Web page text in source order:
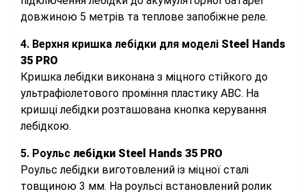
довжиною 5 метрів та теплове запобіжне реле.
4. Верхня кришка лебідки для моделі Steel Hands
35 PRO
Кришка лебідки виконана з міцного стійкого до
ультрафіолетового проміння пластику ABC. На
кришці лебідки розташована кнопка керування
лебідкою.
5. Роульс лебідки Steel Hands 35 PRO
Роульс лебідки виготовлений із міцної сталі
товщиною 3 мм. На роульсі встановлений ролик